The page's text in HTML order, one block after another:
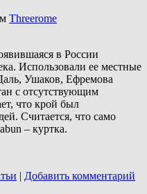
Threerome
в России
Использовали ее местные
Ушаков, Ефремова
с отсутствующим
что крой был
Считается, что само
– куртка.
| Добавить комментарий